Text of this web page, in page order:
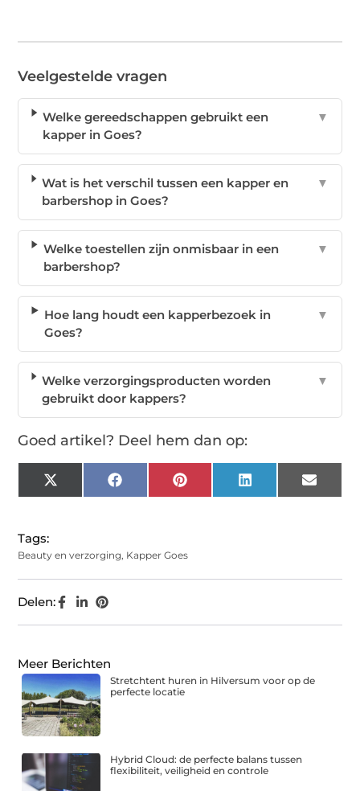
Veelgestelde vragen
Welke gereedschappen gebruikt een
kapper in Goes?
▼
Wat is het verschil tussen een kapper en
barbershop in Goes?
▼
Welke toestellen zijn onmisbaar in een
barbershop?
▼
Hoe lang houdt een kapperbezoek in
Goes?
▼
Welke verzorgingsproducten worden
gebruikt door kappers?
▼
Goed artikel? Deel hem dan op:
X
(Twitter)
Facebook Pinterest LinkedIn Email
Tags:
Beauty en verzorging, Kapper Goes
Delen:
Meer Berichten
Stretchtent huren in Hilversum voor op de
perfecte locatie
Hybrid Cloud: de perfecte balans tussen
flexibiliteit, veiligheid en controle